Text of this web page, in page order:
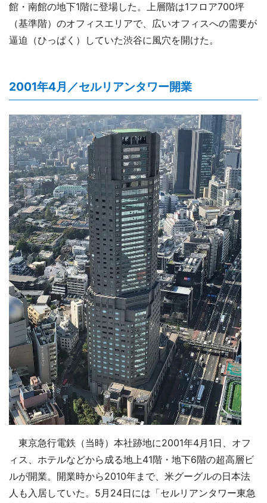
館・南館の地下1階に登場した。上層階は1フロア700坪
（基準階）のオフィスエリアで、広いオフィスへの需要が
逼迫（ひっぱく）していた渋谷に風穴を開けた。
2001年4月／セルリアンタワー開業
東京急行電鉄（当時）本社跡地に2001年4月1日、オフ
ィス、ホテルなどから成る地上41階・地下6階の超高層ビ
ルが開業。開業時から2010年まで、米グーグルの日本法
人も入居していた。5月24日には「セルリアンタワー東急